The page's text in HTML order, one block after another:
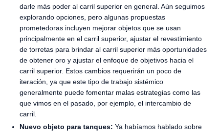
darle más poder al carril superior en general. Aún seguimos
explorando opciones, pero algunas propuestas
prometedoras incluyen mejorar objetos que se usan
principalmente en el carril superior, ajustar el revestimiento
de torretas para brindar al carril superior más oportunidades
de obtener oro y ajustar el enfoque de objetivos hacia el
carril superior. Estos cambios requerirán un poco de
iteración, ya que este tipo de trabajo sistémico
generalmente puede fomentar malas estrategias como las
que vimos en el pasado, por ejemplo, el intercambio de
carril.
Nuevo objeto para tanques: Ya habíamos hablado sobre